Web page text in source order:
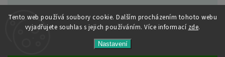
Tento web používá soubory cookie. Dalším procházením tohoto webu
vyjadřujete souhlas s jejich používáním. Více informací zde.
Nastavení
Party-narozeniny. Všechna práva vyhrazena.
Upravit nastavení cookies